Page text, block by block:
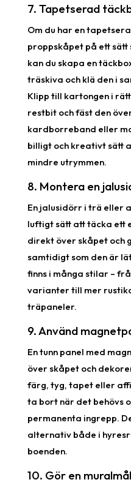
7. Tapetserad
Om du har en
proppskåpet på ett sätt
kan du skapa en
träskiva och klä den i
Klipp till kartongen i
restbit och fäst den
kardborreband eller
billigt och kreativt sätt
mindre utrymmen.
8. Montera en
En jalusidörr i trä eller
luftigt sätt att täcka ett
direkt över skåpet och
samtidigt som den är
finns i många stilar –
varianter till mer
träpaneler.
9. Använd
En tunn panel med
över skåpet och
färg, tyg, tapet eller
ta bort när det behövs
permanenta ingrepp.
alternativ både i
boenden.
10. Gör en